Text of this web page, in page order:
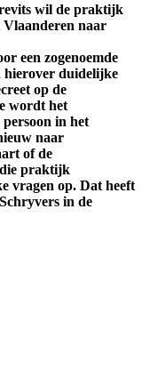
wil de praktijk
naar
een zogenoemde
hierover duidelijke
op de
wordt het
in het
naar
of de
die praktijk
vragen op. Dat heeft
in de